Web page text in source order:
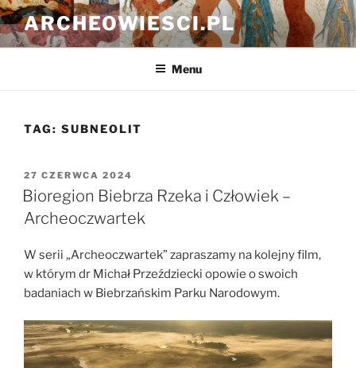
Przejdź
do
treści
ARCHEOWIESCI.PL
Menu
TAG: SUBNEOLIT
OPUBLIKOWANE
W
27 CZERWCA 2024
Bioregion Biebrza Rzeka i Człowiek –
Archeoczwartek
W serii „Archeoczwartek” zapraszamy na kolejny film,
w którym dr Michał Przeździecki opowie o swoich
badaniach w Biebrzańskim Parku Narodowym.